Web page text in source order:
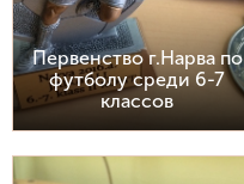
Первенство г.Нарва по
футболу среди 6-7
классов